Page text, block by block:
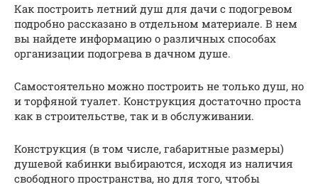
Как построить летний душ для дачи с подогревом
подробно рассказано в отдельном материале. В нем
вы найдете информацию о различных способах
организации подогрева в дачном душе.
Самостоятельно можно построить не только душ, но
и торфяной туалет. Конструкция достаточно проста
как в строительстве, так и в обслуживании.
Конструкция (в том числе, габаритные размеры)
душевой кабинки выбираются, исходя из наличия
свободного пространства, но для того, чтобы